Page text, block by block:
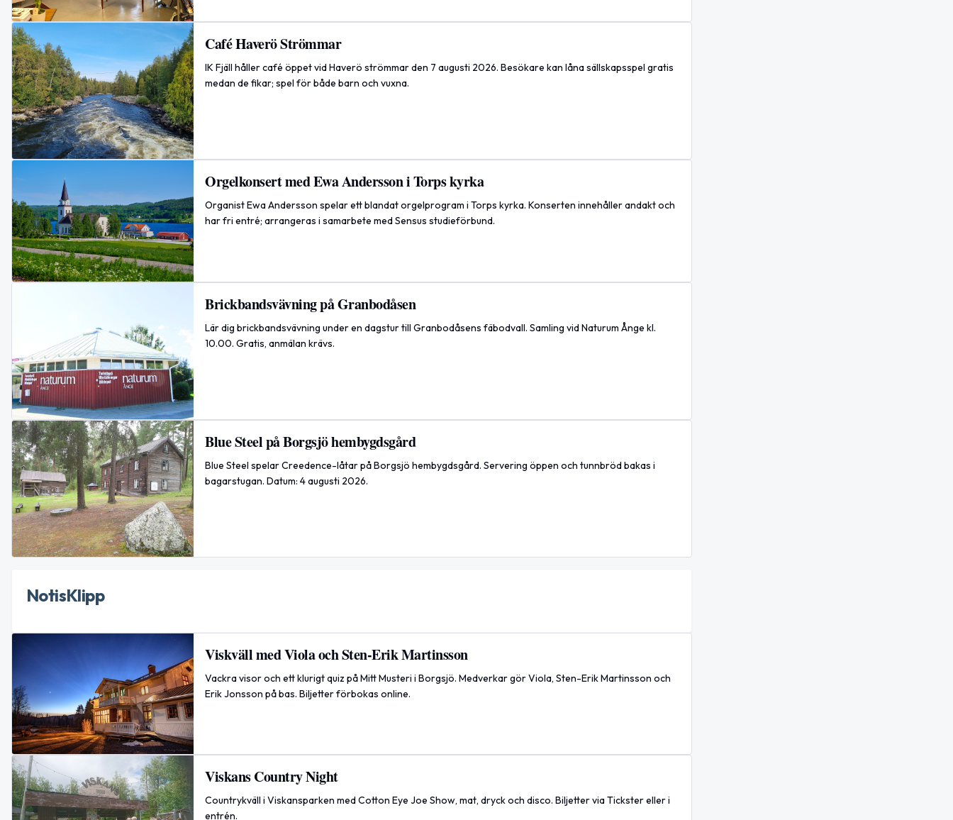
Café Haverö Strömmar
IK Fjäll håller café öppet vid Haverö strömmar den 7 augusti 2026. Besökare kan låna sällskapsspel gratis
medan de fikar; spel för både barn och vuxna.
Orgelkonsert med Ewa Andersson i Torps kyrka
Organist Ewa Andersson spelar ett blandat orgelprogram i Torps kyrka. Konserten innehåller andakt och
har fri entré; arrangeras i samarbete med Sensus studieförbund.
Brickbandsvävning på Granbodåsen
Lär dig brickbandsvävning under en dagstur till Granbodåsens fäbodvall. Samling vid Naturum Ånge kl.
10.00. Gratis, anmälan krävs.
Blue Steel på Borgsjö hembygdsgård
Blue Steel spelar Creedence-låtar på Borgsjö hembygdsgård. Servering öppen och tunnbröd bakas i
bagarstugan. Datum: 4 augusti 2026.
NotisKlipp
Viskväll med Viola och Sten-Erik Martinsson
Vackra visor och ett klurigt quiz på Mitt Musteri i Borgsjö. Medverkar gör Viola, Sten-Erik Martinsson och
Erik Jonsson på bas. Biljetter förbokas online.
Viskans Country Night
Countrykväll i Viskansparken med Cotton Eye Joe Show, mat, dryck och disco. Biljetter via Tickster eller i
entrén.